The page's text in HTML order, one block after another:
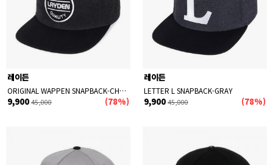
레이든
ORIGINAL WAPPEN SNAPBACK-CHARCOAL
9,900 45,000 (78%)
레이든
LETTER L SNAPBACK-GRAY
9,900 45,000 (78%)